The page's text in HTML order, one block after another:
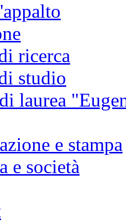
ricerca
studio
laurea
e stampa
e società